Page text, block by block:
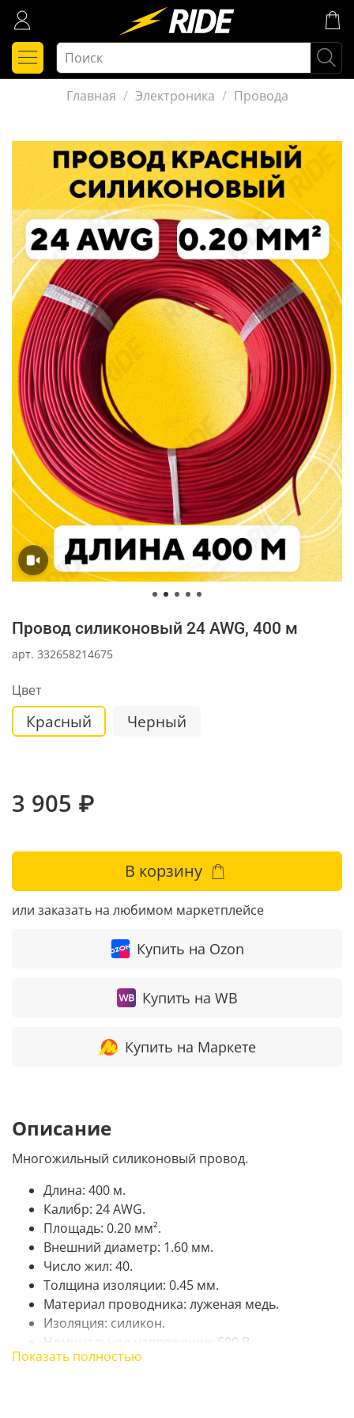
Главная Электроника Провода
арт. 332658214675
Провод силиконовый 24 AWG, 400 м
Цвет
Красный Черный
3 905 ₽
В корзину
или заказать на любимом маркетплейсе
Купить на Ozon
Купить на WB
Купить на Маркете
Описание
Многожильный силиконовый провод.
Длина: 400 м.
Калибр: 24 AWG.
Площадь: 0.20 мм².
Внешний диаметр: 1.60 мм.
Число жил: 40.
Толщина изоляции: 0.45 мм.
Материал проводника: луженая медь.
Изоляция: силикон.
Номинальное напряжение: 600 В.
Рабочая температура: от -60 ℃ до 200 ℃.
Показать полностью